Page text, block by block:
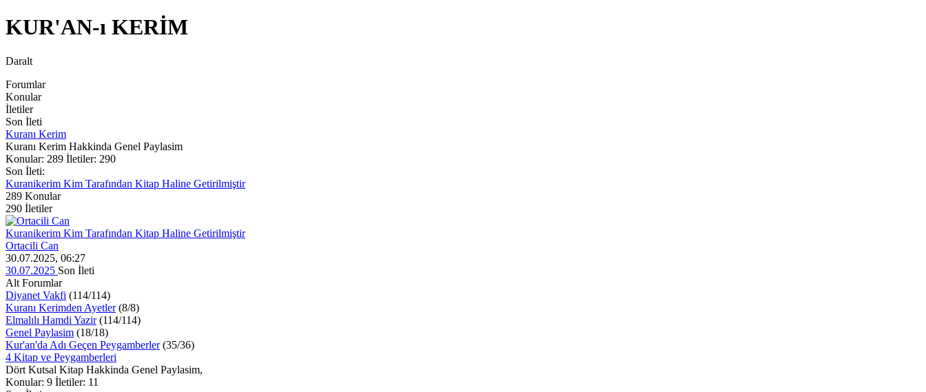
KUR'AN-ı KERİM
Daralt
Forumlar
Konular
İletiler
Son İleti
Kuranı Kerim
Kuranı Kerim Hakkinda Genel Paylasim
Konular: 289 İletiler: 290
Son İleti:
Kuranikerim Kim Tarafından Kitap Haline Getirilmiştir
289 Konular
290 İletiler
Kuranikerim Kim Tarafından Kitap Haline Getirilmiştir
Ortacili Can
30.07.2025, 06:27
30.07.2025 Son İleti
Alt Forumlar
Diyanet Vakfi (114/114)
Kuranı Kerimden Ayetler (8/8)
Elmalılı Hamdi Yazir (114/114)
Genel Paylasim (18/18)
Kur'an'da Adı Geçen Peygamberler (35/36)
4 Kitap ve Peygamberleri
Dört Kutsal Kitap Hakkinda Genel Paylasim,
Konular: 9 İletiler: 11